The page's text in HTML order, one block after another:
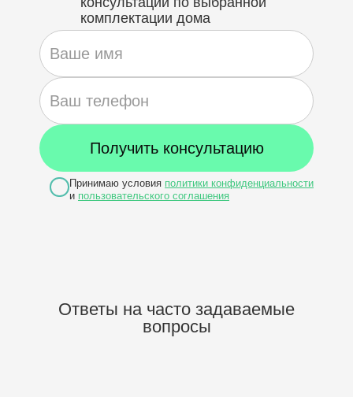
комплектации дома
Принимаю условия политики конфиденциальности
и пользовательского соглашения
Ответы на часто задаваемые
вопросы